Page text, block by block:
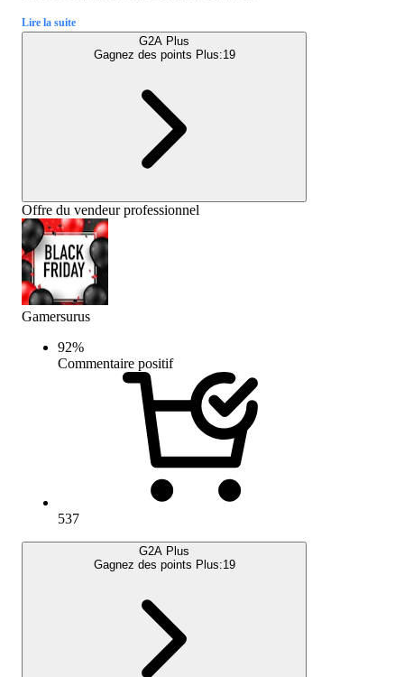
Lire la suite
G2A Plus
Gagnez des points Plus:19
Offre du vendeur professionnel
Gamersurus
92%
Commentaire positif
537
G2A Plus
Gagnez des points Plus:19